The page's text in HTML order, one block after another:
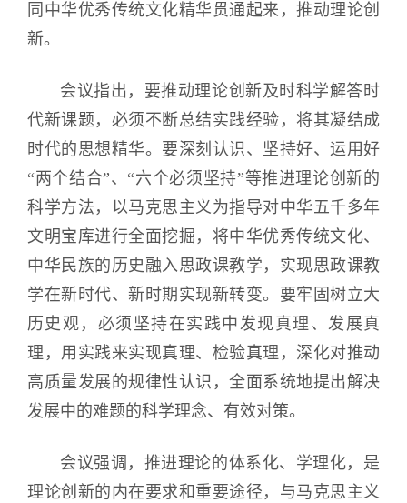
同中华优秀传统文化精华贯通起来，推动理论创
新。
会议指出，要推动理论创新及时科学解答时
代新课题，必须不断总结实践经验，将其凝结成
时代的思想精华。要深刻认识、坚持好、运用好
“两个结合”、“六个必须坚持”等推进理论创新的
科学方法，以马克思主义为指导对中华五千多年
文明宝库进行全面挖掘，将中华优秀传统文化、
中华民族的历史融入思政课教学，实现思政课教
学在新时代、新时期实现新转变。要牢固树立大
历史观，必须坚持在实践中发现真理、发展真
理，用实践来实现真理、检验真理，深化对推动
高质量发展的规律性认识，全面系统地提出解决
发展中的难题的科学理念、有效对策。
会议强调，推进理论的体系化、学理化，是
理论创新的内在要求和重要途径，与马克思主义